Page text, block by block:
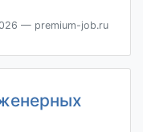
— premium-job.ru